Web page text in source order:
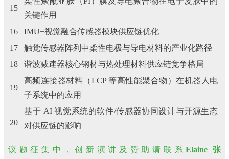
15
关键作用
16
IMU+视觉融合传感器模块供应链优化
17
触觉传感器阵列中柔性电极与导电材料的产业化路径
18
谐波减速器核心钢材与热处理材料供应链竞争格局
19
高频连接器材料（LCP 等高性能聚合物）在机器人电
子系统中的应用
20
基于 AI 视觉系统的软件/传感器协同设计与开源生态
对供应链的影响
议题征集中，创新演讲及赞助请联系Elaine 张